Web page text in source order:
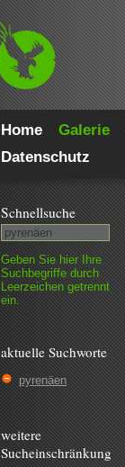
Home Galerie
Datenschutz
Schnell­suche
Geben Sie hier Ihre
Such­begriffe durch
Leer­zeichen getrennt
ein.
aktuelle Suchworte
pyrenäen
weitere
Sucheinschränkung